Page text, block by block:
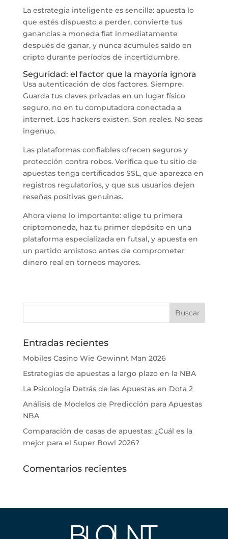
La estrategia inteligente es sencilla: apuesta lo
que estés dispuesto a perder, convierte tus
ganancias a moneda fiat inmediatamente
después de ganar, y nunca acumules saldo en
cripto durante períodos de incertidumbre.
Seguridad: el factor que la mayoría ignora
Usa autenticación de dos factores. Siempre.
Guarda tus claves privadas en un lugar físico
seguro, no en tu computadora conectada a
internet. Los hackers existen. Son reales. No seas
ingenuo.
Las plataformas confiables ofrecen seguros y
protección contra robos. Verifica que tu sitio de
apuestas tenga certificados SSL, que aparezca en
registros regulatorios, y que sus usuarios dejen
reseñas positivas genuinas.
Ahora viene lo importante: elige tu primera
criptomoneda, haz tu primer depósito en una
plataforma especializada en futsal, y apuesta en
un partido amistoso antes de comprometer
dinero real en torneos mayores.
Entradas recientes
Mobiles Casino Wie Gewinnt Man 2026
Estrategias de apuestas a largo plazo en la NBA
La Psicología Detrás de las Apuestas en Dota 2
Análisis de Modelos de Predicción para Apuestas
NBA
Comparación de casas de apuestas: ¿Cuál es la
mejor para el Super Bowl 2026?
Comentarios recientes